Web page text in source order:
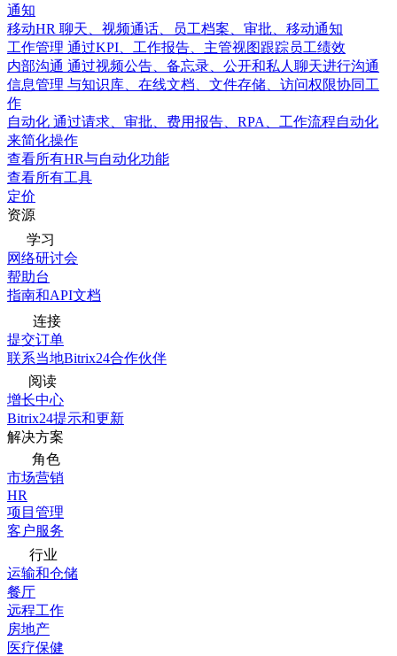
通知
移动HR 聊天、视频通话、员工档案、审批、移动通知
工作管理 通过KPI、工作报告、主管视图跟踪员工绩效
内部沟通 通过视频公告、备忘录、公开和私人聊天进行沟通
信息管理 与知识库、在线文档、文件存储、访问权限协同工
作
自动化 通过请求、审批、费用报告、RPA、工作流程自动化
来简化操作
查看所有HR与自动化功能
查看所有工具
定价
资源
学习
网络研讨会
帮助台
指南和API文档
连接
提交订单
联系当地Bitrix24合作伙伴
阅读
增长中心
Bitrix24提示和更新
解决方案
角色
市场营销
HR
项目管理
客户服务
行业
运输和仓储
餐厅
远程工作
房地产
医疗保健